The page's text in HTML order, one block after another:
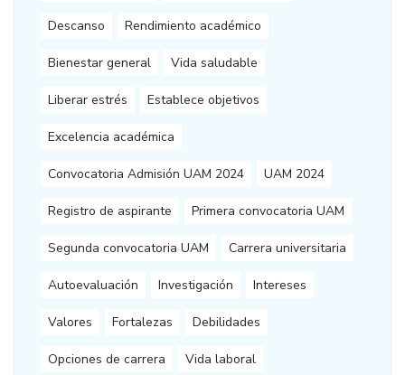
Descanso Rendimiento académico
Bienestar general Vida saludable
Liberar estrés Establece objetivos
Excelencia académica
Convocatoria Admisión UAM 2024 UAM 2024
Registro de aspirante Primera convocatoria UAM
Segunda convocatoria UAM Carrera universitaria
Autoevaluación Investigación Intereses
Valores Fortalezas Debilidades
Opciones de carrera Vida laboral